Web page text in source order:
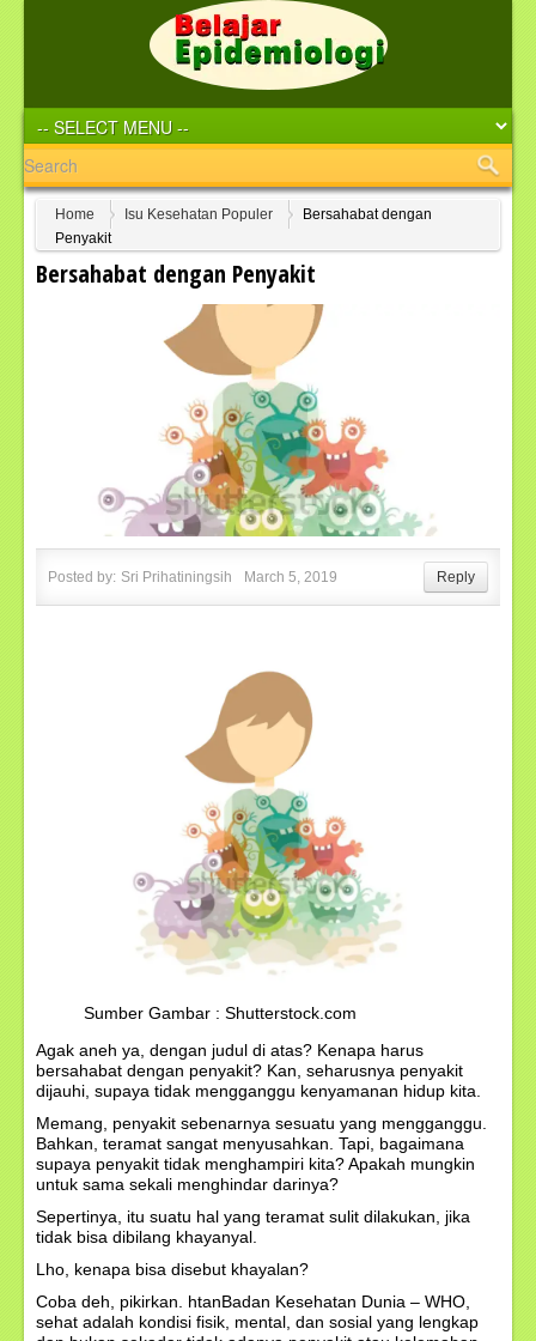
Home Isu Kesehatan Populer
Bersahabat dengan
Penyakit
Bersahabat dengan Penyakit
Posted by: Sri Prihatiningsih March 5, 2019 Reply
Sumber Gambar : Shutterstock.com
Agak aneh ya, dengan judul di atas? Kenapa harus
bersahabat dengan penyakit? Kan, seharusnya penyakit
dijauhi, supaya tidak mengganggu kenyamanan hidup kita.
Memang, penyakit sebenarnya sesuatu yang mengganggu.
Bahkan, teramat sangat menyusahkan. Tapi, bagaimana
supaya penyakit tidak menghampiri kita? Apakah mungkin
untuk sama sekali menghindar darinya?
Sepertinya, itu suatu hal yang teramat sulit dilakukan, jika
tidak bisa dibilang khayanyal.
Lho, kenapa bisa disebut khayalan?
Coba deh, pikirkan. htanBadan Kesehatan Dunia – WHO,
sehat adalah kondisi fisik, mental, dan sosial yang lengkap